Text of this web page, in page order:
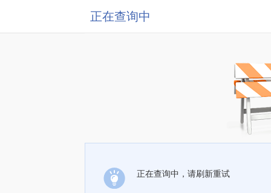
正在查询中
正在查询中，请刷新重试